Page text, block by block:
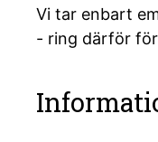
Vi tar enbart
- ring därför